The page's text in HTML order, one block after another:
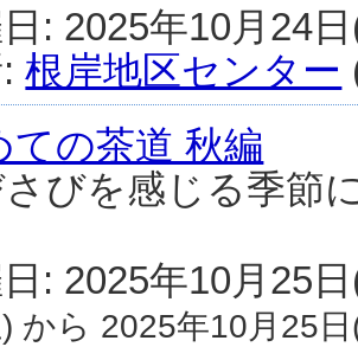
:根岸地区センター
ての茶道 秋編
びを感じる季節
) から 2025年10月25